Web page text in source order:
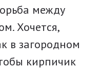
между
Хочется,
в загородном
кирпичик